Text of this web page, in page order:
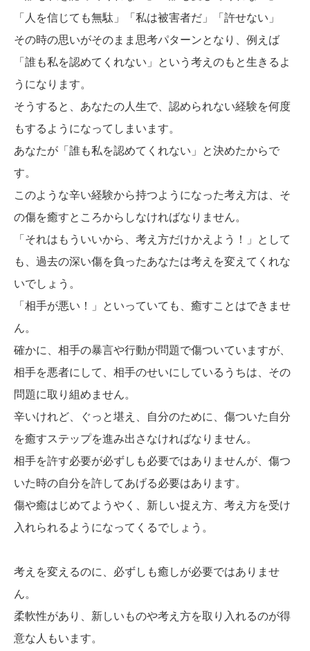
「人を信じても無駄」「私は被害者だ」「許せない」
その時の思いがそのまま思考パターンとなり、例えば
「誰も私を認めてくれない」という考えのもと生きるよ
うになります。
そうすると、あなたの人生で、認められない経験を何度
もするようになってしまいます。
あなたが「誰も私を認めてくれない」と決めたからで
す。
このような辛い経験から持つようになった考え方は、そ
の傷を癒すところからしなければなりません。
「それはもういいから、考え方だけかえよう！」として
も、過去の深い傷を負ったあなたは考えを変えてくれな
いでしょう。
「相手が悪い！」といっていても、癒すことはできませ
ん。
確かに、相手の暴言や行動が問題で傷ついていますが、
相手を悪者にして、相手のせいにしているうちは、その
問題に取り組めません。
辛いけれど、ぐっと堪え、自分のために、傷ついた自分
を癒すステップを進み出さなければなりません。
相手を許す必要が必ずしも必要ではありませんが、傷つ
いた時の自分を許してあげる必要はあります。
傷や癒はじめてようやく、新しい捉え方、考え方を受け
入れられるようになってくるでしょう。
考えを変えるのに、必ずしも癒しが必要ではありませ
ん。
柔軟性があり、新しいものや考え方を取り入れるのが得
意な人もいます。